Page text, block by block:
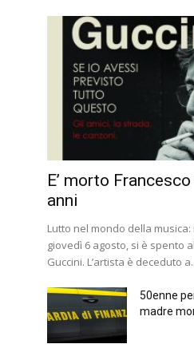
E’ morto
anni
Lutto nel mondo della
giovedì 6 agosto, si è spento
Guccini. L’artista è deceduto
50enne
madre